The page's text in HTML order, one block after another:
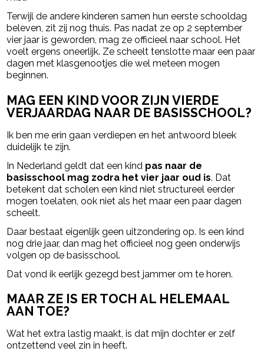
Terwijl de andere kinderen samen hun eerste schooldag
beleven, zit zij nog thuis. Pas nadat ze op 2 september
vier jaar is geworden, mag ze officieel naar school. Het
voelt ergens oneerlijk. Ze scheelt tenslotte maar een paar
dagen met klasgenootjes die wel meteen mogen
beginnen.
MAG EEN KIND VOOR ZIJN VIERDE
VERJAARDAG NAAR DE BASISSCHOOL?
Ik ben me erin gaan verdiepen en het antwoord bleek
duidelijk te zijn.
In Nederland geldt dat een kind pas naar de
basisschool mag zodra het vier jaar oud is. Dat
betekent dat scholen een kind niet structureel eerder
mogen toelaten, ook niet als het maar een paar dagen
scheelt.
Daar bestaat eigenlijk geen uitzondering op. Is een kind
nog drie jaar, dan mag het officieel nog geen onderwijs
volgen op de basisschool.
Dat vond ik eerlijk gezegd best jammer om te horen.
MAAR ZE IS ER TOCH AL HELEMAAL
AAN TOE?
Wat het extra lastig maakt, is dat mijn dochter er zelf
ontzettend veel zin in heeft.